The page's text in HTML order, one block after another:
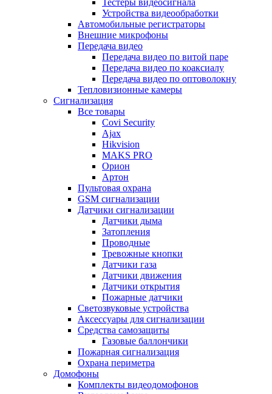
Тестеры видеосигнала
Устройства видеообработки
Автомобильные регистраторы
Внешние микрофоны
Передача видео
Передача видео по витой паре
Передача видео по коаксиалу
Передача видео по оптоволокну
Тепловизионные камеры
Сигнализация
Все товары
Covi Security
Ajax
Hikvision
MAKS PRO
Орион
Артон
Пультовая охрана
GSM сигнализации
Датчики сигнализации
Датчики дыма
Затопления
Проводные
Тревожные кнопки
Датчики газа
Датчики движения
Датчики открытия
Пожарные датчики
Светозвуковые устройства
Аксессуары для сигнализации
Средства самозащиты
Газовые баллончики
Пожарная сигнализация
Охрана периметра
Домофоны
Комплекты видеодомофонов